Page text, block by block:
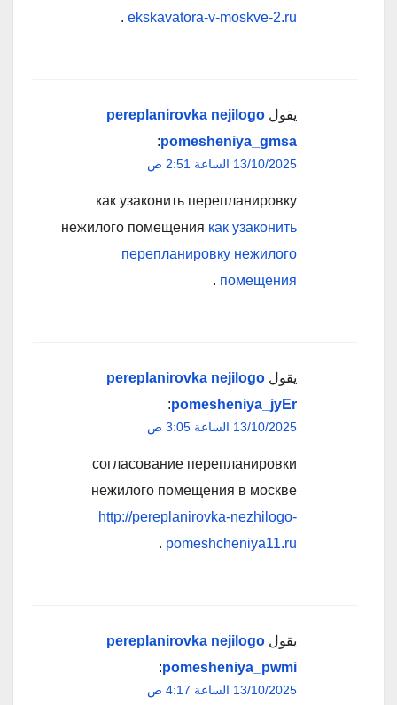
ekskavatora-v-moskve-2.ru
.
يقول pereplanirovka nejilogo
pomesheniya_gmsa
:
13/10/2025 الساعة 2:51 ص
как узаконить перепланировку
нежилого помещения как узаконить
перепланировку нежилого
помещения
.
يقول pereplanirovka nejilogo
pomesheniya_jyEr
:
13/10/2025 الساعة 3:05 ص
согласование перепланировки
нежилого помещения в москве
http://pereplanirovka-nezhilogo-
pomeshcheniya11.ru
.
يقول pereplanirovka nejilogo
pomesheniya_pwmi
:
13/10/2025 الساعة 4:17 ص